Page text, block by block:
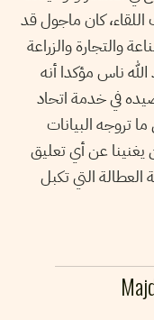
كان ماجول قد
والتجارة والزراعة
ناس مؤكدا أنه
في خدمة اتحاد
تروجه البيانات
يغنينا عن أي تعليق
العطالة التي تكبل